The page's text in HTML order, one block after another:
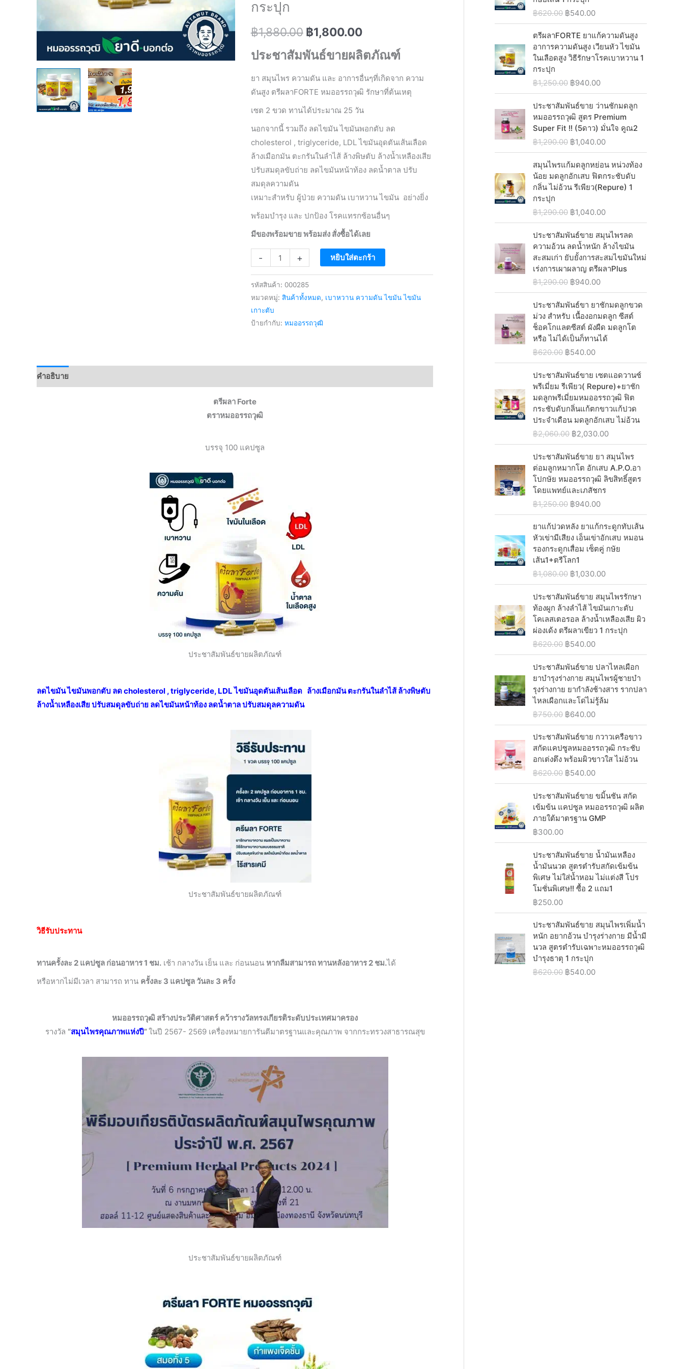
กระปุก
฿1,880.00 Original
price
was:
฿1,880.00.
฿1,800.00Current
price
is:
฿1,800.00.
ประชาสัมพันธ์ขายผลิตภัณฑ์
ยา สมุนไพร ความดัน และ อาการอื่นๆที่เกิดจาก ความ
ดันสูง ตรีผลาFORTE หมออรรถวุฒิ รักษาที่ต้นเหตุ
เซต 2 ขวด ทานได้ประมาณ 25 วัน
นอกจากนี้ รวมถึง ลดไขมัน ไขมันพอกตับ ลด
cholesterol , triglyceride, LDL ไขมันอุดตันเส้นเลือด
ล้างเมือกมัน ตะกรันในลำไส้ ล้างพิษตับ ล้างน้ำเหลืองเสีย
ปรับสมดุลขับถ่าย ลดไขมันหน้าท้อง ลดน้ำตาล ปรับ
สมดุลความดัน
เหมาะสำหรับ ผู้ป่วย ความดัน เบาหวาน ไขมัน อย่างยิ่ง
พร้อมบำรุง และ ปกป้อง โรคแทรกซ้อนอื่นๆ
มีของพร้อมขาย พร้อมส่ง สั่งซื้อได้เลย
-
ตรีผลาFORTE
สมุนไพร
ลด
ความ
ดัน
ง่าย
การ
ลด
เลือด
อุด
ตัน
เส้นเลือด
ต้อง
เป็น
ครบ
ทุก
อย่าง
ก็
ได้
ต้น
2
+ หยิบใส่ตะกร้า
รหัสสินค้า: 000285
หมวดหมู่: สินค้าทั้งหมด, เบาหวาน ความดัน ไขมัน ไขมัน
เกาะตับ
ป้ายกำกับ: หมออรรถวุฒิ
คำอธิบาย
ตรีผลา Forte
ตราหมออรรถวุฒิ
บรรจุ 100 แคปซูล
ประชาสัมพันธ์ขายผลิตภัณฑ์
ลดไขมัน ไขมันพอกตับ ลด cholesterol , triglyceride, LDL ไขมันอุดตันเส้นเลือด ล้างเมือกมัน ตะกรันในลำไส้ ล้างพิษตับ
ล้างน้ำเหลืองเสีย ปรับสมดุลขับถ่าย ลดไขมันหน้าท้อง ลดน้ำตาล ปรับสมดุลความดัน
ประชาสัมพันธ์ขายผลิตภัณฑ์
วิธีรับประทาน
ทานครั้งละ 2 แคปซูล ก่อนอาหาร 1 ชม. เช้า กลางวัน เย็น และ ก่อนนอน หากลืมสามารถ ทานหลังอาหาร 2 ชม.ได้
หรือหากไม่มีเวลา สามารถ ทาน ครั้งละ 3 แคปซูล วันละ 3 ครั้ง
หมออรรถวุฒิ สร้างประวัติศาสตร์ คว้ารางวัลทรงเกียรติระดับประเทศมาครอง
รางวัล “สมุนไพรคุณภาพแห่งปี”ในปี 2567- 2569 เครื่องหมายการันตีมาตรฐานและคุณภาพ จากกระทรวงสาธารณสุข
ประชาสัมพันธ์ขายผลิตภัณฑ์
n
l
p
r
e
a
s
:
฿
1
,
5
8
.
0
0
.
p
r
i
:
฿
1
,
5
3
0
.
0
.
฿620.00 O
r
i
g
i
a
p
r
i
e
a
s
:
6
2
0
.
0
0
.
฿540.00C
u
r
r
e
t
r
i
c
e
i
:
฿
5
0
.
0
0
.
ตรีผลาFORTE ยาแก้ความดันสูง
อาการความดันสูง เวียนหัว ไขมัน
ในเลือดสูง วิธีรักษาโรคเบาหวาน 1
กระปุก
฿1,250.00 O
r
i
g
i
n
l
p
r
e
a
s
:
฿
1
,
2
5
0
.
0
0
.
฿940.00C
u
r
r
e
n
p
r
i
i
:
฿
9
4
0
.
0
0
.
ประชาสัมพันธ์ขาย ว่านชักมดลูก
หมออรรถวุฒิ สูตร Premium
Super Fit !! (5ดาว) มั่นใจ คูณ2
฿1,290.00 O
r
i
g
i
a
p
r
i
c
w
s
:
฿
1
,
2
9
0
.
0
0
฿1,040.00C
u
r
r
e
t
r
i
c
e
฿
1
0
0
.
0
0
.
สมุนไพรแก้มดลูกหย่อน หน่วงท้อง
น้อย มดลูกอักเสบ ฟิตกระชับดับ
กลิ่น ไม่อ้วน รีเพียว(Repure) 1
กระปุก
฿1,290.00 O
r
i
g
i
n
a
p
r
i
c
w
s
:
฿
1
,
2
9
0
.
0
0
.
฿1,040.00C
u
r
r
e
n
r
i
c
e
฿
1
,
0
4
0
.
0
0
.
ประชาสัมพันธ์ขาย สมุนไพรลด
ความอ้วน ลดน้ำหนัก ล้างไขมัน
สะสมเก่า ยับยั้งการสะสมไขมันใหม่
เร่งการเผาผลาญ ตรีผลาPlus
฿1,290.00 O
r
i
g
i
n
a
p
r
i
c
e
a
:
฿
1
,
2
9
0
.
0
0
.
฿940.00C
u
r
r
e
n
r
i
c
e
i
:
9
4
0
.
0
0
.
ประชาสัมพันธ์ขา ยาชักมดลูกขวด
ม่วง สำหรับ เนื้องอกมดลูก ซีสต์
ช็อคโกแลตซีสต์ ผังผืด มดลูกโต
หรือ ไม่ได้เป็นก็ทานได้
฿620.00 O
r
i
g
i
n
a
l
r
i
c
e
a
:
฿
6
2
0
.
0
0
.
฿540.00C
u
r
r
e
n
t
p
i
c
e
i
:
5
4
0
0
0
.
ประชาสัมพันธ์ขาย เซตแอดวานซ์
พรีเมี่ยม รีเพียว( Repure)+ยาชัก
มดลูกพรีเมี่ยมหมออรรถวุฒิ ฟิต
กระชับดับกลิ่นแก้ตกขาวแก้ปวด
ประจำเดือน มดลูกอักเสบ ไม่อ้วน
฿2,060.00 O
r
i
g
i
n
a
p
r
i
c
w
s
:
฿
2
,
0
6
0
.
0
0
.
฿2,030.00C
u
r
r
e
i
c
:
฿
2
,
0
0
.
0
0
ประชาสัมพันธ์ขาย ยา สมุนไพร
ต่อมลูกหมากโต อักเสบ A.P.O.อา
โปกษัย หมออรรถวุฒิ ลิขสิทธิ์สูตร
โดยแพทย์และเภสัชกร
฿1,250.00 O
r
i
g
i
n
a
p
r
i
c
w
s
:
฿
1
,
2
5
0
.
0
0
.
฿940.00C
u
r
r
e
t
r
i
c
e
฿
9
4
0
0
0
.
ยาแก้ปวดหลัง ยาแก้กระดูกทับเส้น
หัวเข่ามีเสียง เอ็นเข่าอักเสบ หมอน
รองกระดูกเสื่อม เซ็ตคู่ กษัย
เส้น1+ตรีโลก1
฿1,080.00 O
r
i
g
i
n
a
p
r
i
c
w
s
:
฿
1
,
0
8
0
0
0
.
฿1,030.00C
u
r
r
e
n
r
i
c
e
฿
1
,
3
0
.
0
.
ประชาสัมพันธ์ขาย สมุนไพรรักษา
ท้องผูก ล้างลำไส้ ไขมันเกาะตับ
โคเลสเตอรอล ล้างน้ำเหลืองเสีย ผิว
ผ่องเด้ง ตรีผลาเขียว 1 กระปุก
฿620.00 O
r
i
g
i
n
a
p
r
i
e
a
s
:
6
2
0
.
0
.
฿540.00C
u
r
r
e
n
t
r
i
c
฿
5
0
.
0
0
.
ประชาสัมพันธ์ขาย ปลาไหลเผือก
ยาบำรุงร่างกาย สมุนไพรผู้ชายบํา
รุงร่างกาย ยากำลังช้างสาร รากปลา
ไหลเผือกและโด่ไม่รู้ล้ม
฿750.00 O
r
i
g
i
n
l
p
r
w
a
s
:
7
5
0
.
0
0
฿640.00C
u
r
r
e
n
p
r
i
s
:
฿
6
0
.
0
0
ประชาสัมพันธ์ขาย กวาวเครือขาว
สกัดแคปซูลหมออรรถวุฒิ กระชับ
อกเต่งตึง พร้อมผิวขาวใส ไม่อ้วน
฿620.00 O
r
i
g
i
l
p
r
i
a
s
:
฿
6
฿540.00C
u
r
r
e
p
r
i
c
:
฿
5
0
ประชาสัมพันธ์ขาย ขมิ้นชัน สกัด
เข้มข้น แคปซูล หมออรรถวุฒิ ผลิต
ภายใต้มาตรฐาน GMP
฿300.00
ประชาสัมพันธ์ขาย น้ำมันเหลือง
น้ำมันนวด สูตรตำรับสกัดเข้มข้น
พิเศษ ไม่ใส่น้ำหอม ไม่แต่งสี โปร
โมชั่นพิเศษ!! ซื้อ 2 แถม1
฿250.00
ประชาสัมพันธ์ขาย สมุนไพรเพิ่มน้ำ
หนัก อยากอ้วน บำรุงร่างกาย มีน้ำมี
นวล สูตรตำรับเฉพาะหมออรรถวุฒิ
บำรุงธาตุ 1 กระปุก
฿620.00 O
฿540.00C